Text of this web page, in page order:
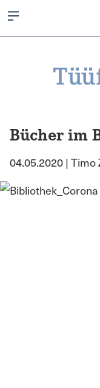
Bücher im
04.05.2020 | Timo